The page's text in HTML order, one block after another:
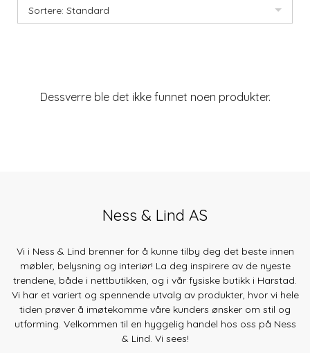
Sortere: Standard
Dessverre ble det ikke funnet noen produkter.
Ness & Lind AS
Vi i Ness & Lind brenner for å kunne tilby deg det beste innen
møbler, belysning og interiør! La deg inspirere av de nyeste
trendene, både i nettbutikken, og i vår fysiske butikk i Harstad.
Vi har et variert og spennende utvalg av produkter, hvor vi hele
tiden prøver å imøtekomme våre kunders ønsker om stil og
utforming. Velkommen til en hyggelig handel hos oss på Ness
& Lind. Vi sees!